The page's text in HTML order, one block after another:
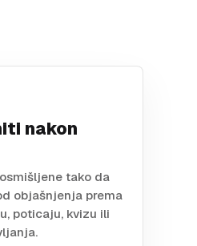
nakon
tako da
objašnjenja prema
poticaju, kvizu ili